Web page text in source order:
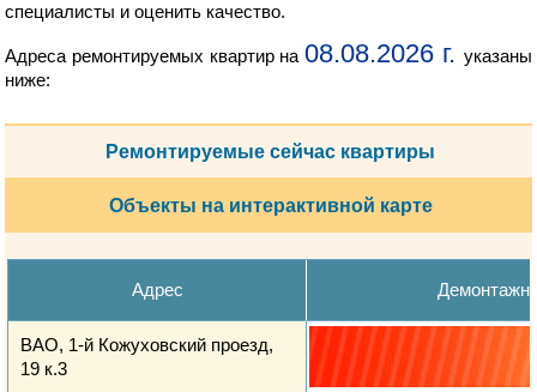
специалисты и оценить качество.
Адреса ремонтируемых квартир на08.08.2026 г. указаны
ниже:
Ремонтируемые сейчас квартиры
Объекты на интерактивной карте
Адрес
ВАО, 1-й Кожуховский проезд,
19 к.3